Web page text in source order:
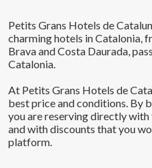
Petits Grans Hotels de
charming hotels in Catalonia,
Brava and Costa Daurada,
Catalonia.
At Petits Grans Hotels de
best price and conditions. By
you are reserving directly
and with discounts that you
platform.
Save configuration